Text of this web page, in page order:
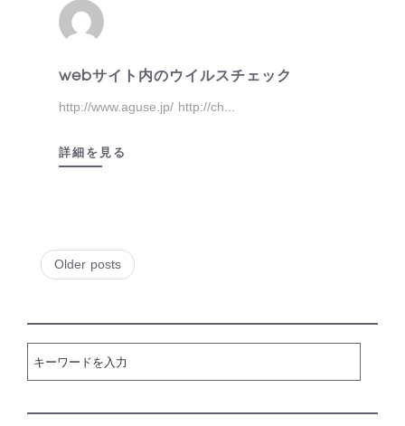
webサイト内のウイルスチェック
http://www.aguse.jp/ http://ch...
詳細を見る
Older posts